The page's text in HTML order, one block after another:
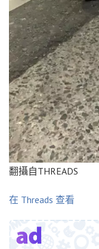
翻攝自THREADS
在 Threads 查看